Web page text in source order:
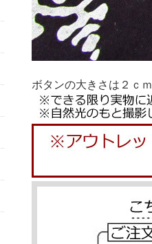
ボタンの大きさは２ｃｍ